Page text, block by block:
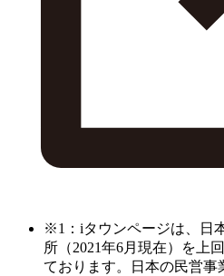
※1：iタウンページは、日
所（2021年6月現在）を上
ております。日本の民営事